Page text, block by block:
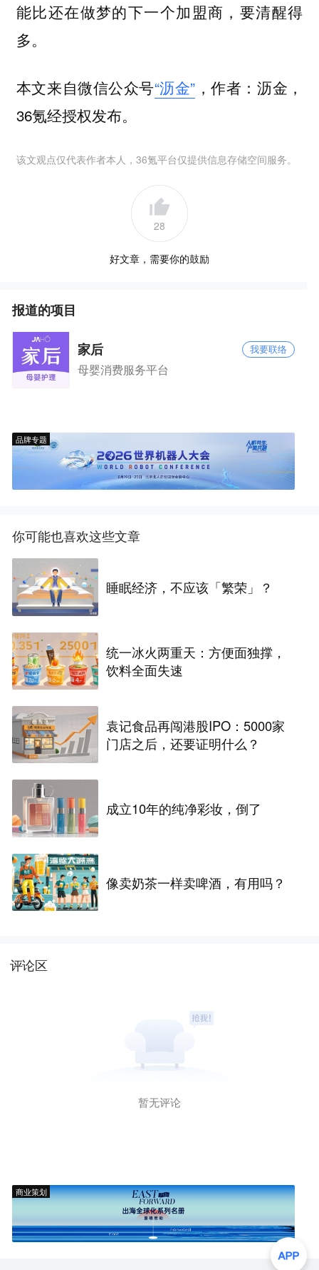
能比还在做梦的下一个加盟商，要清醒得
多。
本文来自微信公众号“沥金” ，作者：沥金，
36氪经授权发布。
该文观点仅代表作者本人，36氪平台仅提供信息存储空间服务。
28
好文章，需要你的鼓励
报道的项目
家后 我要联络
母婴消费服务平台
品牌专题
你可能也喜欢这些文章
睡眠经济，不应该「繁荣」？
统一冰火两重天：方便面独撑，
饮料全面失速
袁记食品再闯港股IPO：5000家
门店之后，还要证明什么？
成立10年的纯净彩妆，倒了
像卖奶茶一样卖啤酒，有用吗？
评论区
暂无评论
商业策划